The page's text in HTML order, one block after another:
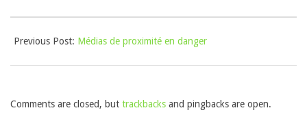
06-
Previous Post: Médias de proximité en danger
Comments are closed, but trackbacks and pingbacks are open.